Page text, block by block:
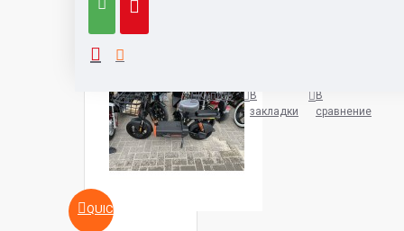
QUICKVIEW
Купить
В
закладки
В
сравнение